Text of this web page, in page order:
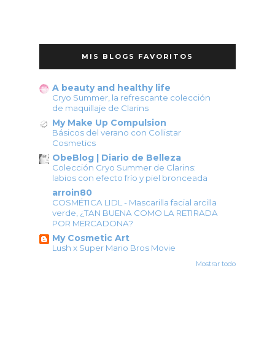
MIS BLOGS FAVORITOS
A beauty and healthy life
Cryo Summer, la refrescante colección
de maquillaje de Clarins
My Make Up Compulsion
Básicos del verano con Collistar
Cosmetics
ObeBlog | Diario de Belleza
Colección Cryo Summer de Clarins:
labios con efecto frío y piel bronceada
arroin80
COSMÉTICA LIDL - Mascarilla facial arcilla
verde, ¿TAN BUENA COMO LA RETIRADA
POR MERCADONA?
My Cosmetic Art
Lush x Super Mario Bros Movie
Mostrar todo